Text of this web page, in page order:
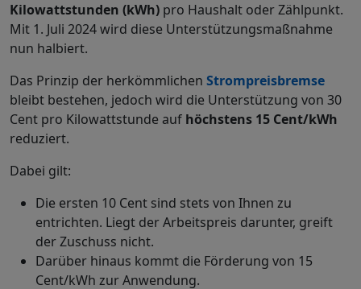
Kilowattstunden (kWh) pro Haushalt oder Zählpunkt.
Mit 1. Juli 2024 wird diese Unterstützungsmaßnahme
nun halbiert.
Das Prinzip der herkömmlichen Strompreisbremse
bleibt bestehen, jedoch wird die Unterstützung von 30
Cent pro Kilowattstunde auf höchstens 15 Cent/kWh
reduziert.
Dabei gilt:
Die ersten 10 Cent sind stets von Ihnen zu
entrichten. Liegt der Arbeitspreis darunter, greift
der Zuschuss nicht.
Darüber hinaus kommt die Förderung von 15
Cent/kWh zur Anwendung.